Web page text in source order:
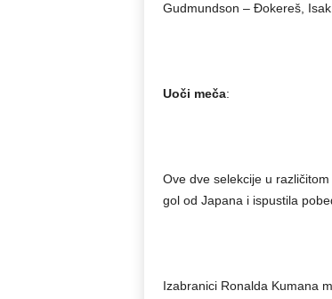
Gudmundson – Đokereš, Isak.
Uoči meča:
Ove dve selekcije u
gol od Japana i ispustila
Izabranici Ronalda Kumana